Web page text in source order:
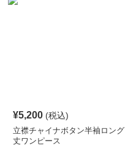
¥5,200 (税込)
立襟チャイナボタン半袖ロング
丈ワンピース